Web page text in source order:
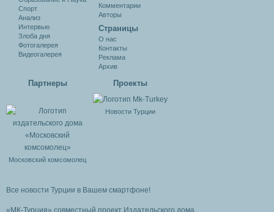
Спорт
Анализ
Интервью
Злоба дня
Фотогалерея
Видеогалерея
Комментарии
Авторы
Cтраницы
О нас
Контакты
Реклама
Архив
Партнеры
Московский комсомолец
Проекты
Новости Турции
Все новости Турции в Вашем смартфоне!
«МК-Турция» совместный проект Издательского дома